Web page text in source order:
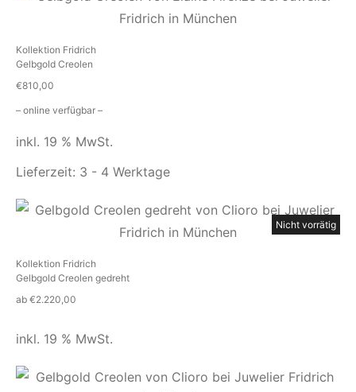
Kollektion Fridrich
Gelbgold Creolen
€810,00
– online verfügbar –
inkl. 19 % MwSt.
Lieferzeit: 3 - 4 Werktage
Nicht vorrätig
Kollektion Fridrich
Gelbgold Creolen gedreht
ab €2.220,00
inkl. 19 % MwSt.